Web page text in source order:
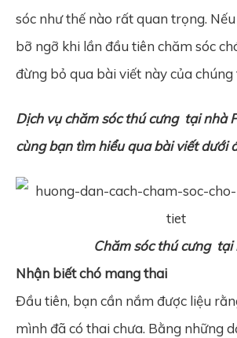
sóc như thế nào rất quan trọng.
bỡ ngỡ khi lần đầu tiên chăm sóc
đừng bỏ qua bài viết này của chúng
Dịch vụ chăm sóc thú cưng tại nhà
cùng bạn tìm hiểu qua bài viết dưới
Chăm sóc thú cưng tại
Nhận biết chó mang thai
Đầu tiên, bạn cần nắm được liệu
mình đã có thai chưa. Bằng những